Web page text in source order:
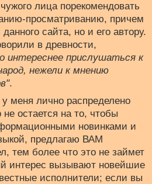
лица порекомендовать
просматриванию, причем
сайта, но и его автору.
в древности,
интереснее прислушаться к
нежели к мнению
.
меня лично распределено
остается на то, чтобы
новинками и
предлагаю ВАМ
тем более что это не займет
интерес вызывают новейшие
исполнители; если вы